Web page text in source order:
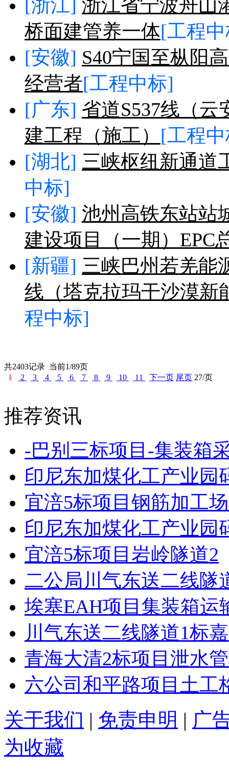
[浙江] 浙江省宁波舟山
桥面建管养一体[工程
[安徽] S40宁国至枞阳
经营者[工程中标]
[广东] 省道S537线（
建工程（施工） [工程
[湖北] 三峡枢纽新通道
中标]
[安徽] 池州高铁东站站
建设项目（一期）EPC
[新疆] 三峡巴州若羌能
线（塔克拉玛干沙漠新
程中标]
共2403记录 当前1/89页
1
2 3 4 5 6 7 8 9 10 11 下一页 尾页 27/页
推荐资讯
-巴别三标项目-集装箱
印尼东加煤化工产业园
宜涪5标项目钢筋加工
印尼东加煤化工产业园
宜涪5标项目岩岭隧道2
二公局川气东送二线隧
埃塞EAH项目集装箱运
川气东送二线隧道1标
青海大清2标项目泄水
六公司和平路项目土工
关于我们 | 免责申明 | 广
为收藏